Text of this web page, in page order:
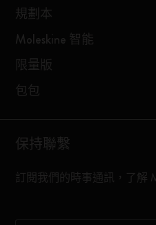
規劃本
Moleskine 智能
限量版
包包
保持聯繫
訂閱我們的時事通訊，了解